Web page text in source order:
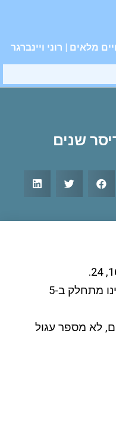
מלאים | רוני ויינברגר
שנים
מתחלק בהרבה מספרים ואינו מתחלק ב-5
לא מספר עגול